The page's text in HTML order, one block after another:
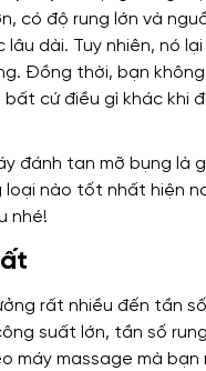
có độ rung lớn và
lâu dài. Tuy nhiên, nó
Đồng thời, bạn
bất cứ điều gì khác khi
rất nhiều đến tần
suất lớn, tần số
máy massage mà bạn